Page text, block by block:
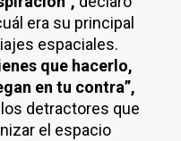
era su principal
espaciales.
que hacerlo,
en tu contra”,
detractores que
el espacio